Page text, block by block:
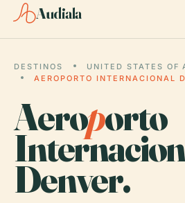
Audiala
DESTINOS UNITED STATES OF
AEROPORTO INTERNACIONAL
Aeroporto
Denver.